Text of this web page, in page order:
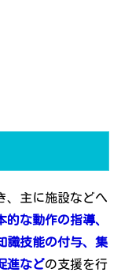
、主に施設などへ
的な動作の指導、
識技能の付与、集
進などの支援を行